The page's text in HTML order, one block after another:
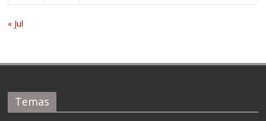
« Jul
Temas